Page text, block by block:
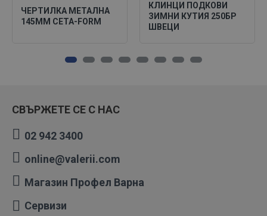
ЧЕРТИЛКА МЕТАЛНА
145ММ CETA-FORM
КЛИНЦИ ПОДКОВИ
ЗИМНИ КУТИЯ 250БР
ШВЕЦИ
СВЪРЖЕТЕ СЕ С НАС
02 942 3400
online@valerii.com
Магазин Профел Варна
Сервизи